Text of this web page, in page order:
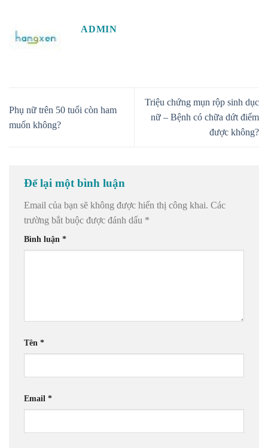
ADMIN
Phụ nữ trên 50 tuổi còn ham
muốn không?
Triệu chứng mụn rộp sinh dục
nữ – Bệnh có chữa dứt điểm
được không?
Để lại một bình luận
Email của bạn sẽ không được hiển thị công khai. Các
trường bắt buộc được đánh dấu *
Bình luận *
Tên *
Email *